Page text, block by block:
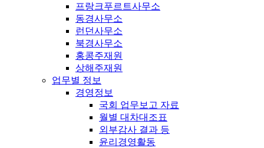
프랑크푸르트사무소
동경사무소
런던사무소
북경사무소
홍콩주재원
상해주재원
업무별 정보
경영정보
국회 업무보고 자료
월별 대차대조표
외부감사 결과 등
윤리경영활동